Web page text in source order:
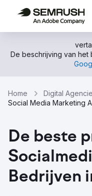
De beschrijving van het
Home Digital
Social Media Marketing
De beste
Bedrijven